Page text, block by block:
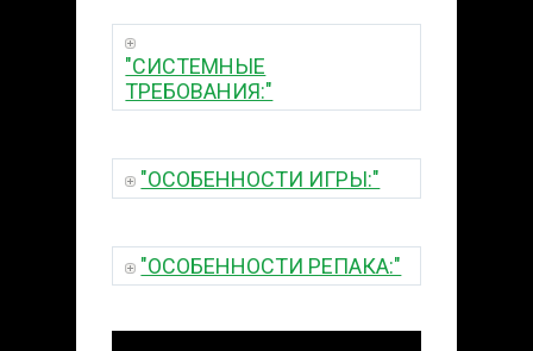
"СИСТЕМНЫЕ
ТРЕБОВАНИЯ:"
"ОСОБЕННОСТИ ИГРЫ:"
"ОСОБЕННОСТИ РЕПАКА:"